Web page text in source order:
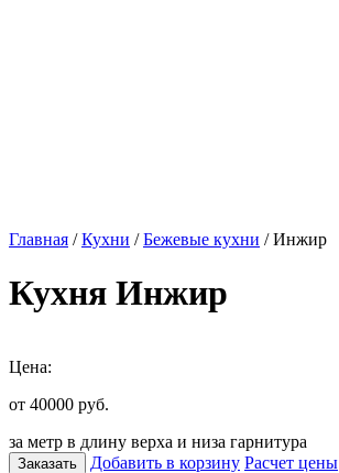
Главная /Кухни /Бежевые кухни / Инжир
Кухня Инжир
Цена:
от 40000 руб.
за метр в длину верха и низа гарнитура
Заказать Добавить в корзину Расчет цены